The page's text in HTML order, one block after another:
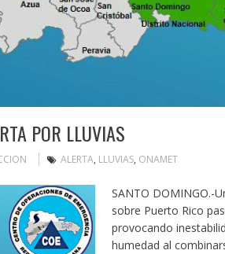
POR LLUVIAS
ALERTA, LLUVIAS, ONAMET
SANTO DOMINGO.-
sobre Puerto Rico
provocando
humedad al